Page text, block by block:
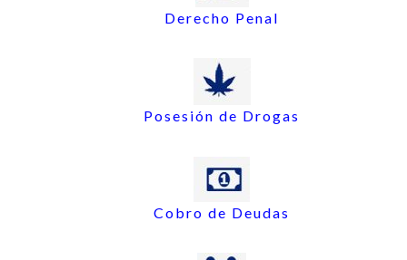
Derecho Penal
Posesión de Drogas
Cobro de Deudas